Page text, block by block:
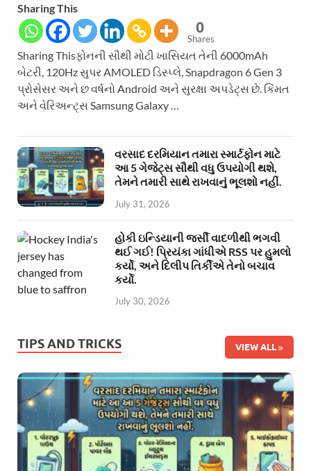
Sharing This
0
Shares
Sharing Thisફોનની સૌથી મોટી ખાસિયત તેની 6000mAh
બેટરી, 120Hz સુપર AMOLED ડિસ્પ્લે, Snapdragon 6 Gen 3
પ્રોસેસર અને છ વર્ષનો Android અને સુરક્ષા અપડેટ્સ છે. કિંમત
અને વેરિઅન્ટ્સ Samsung Galaxy …
વરસાદ દરમિયાન તમારા સ્માર્ટફોન માટે
આ 5 ગેજેટ્સ સૌથી વધુ ઉપયોગી થશે,
તેમને તમારી સાથે રાખવાનું ભૂલશો નહીં.
July 31, 2026
હોકી ઇન્ડિયાની જર્સી વાદળીથી ભગવી
થઈ ગઈ! પ્રિયંકા ગાંધીએ RSS પર હુમલો
કર્યો, અને દિલીપ તિર્કીએ તેનો બચાવ
કર્યો.
July 30, 2026
TIPS AND TRICKS VIEW ALL